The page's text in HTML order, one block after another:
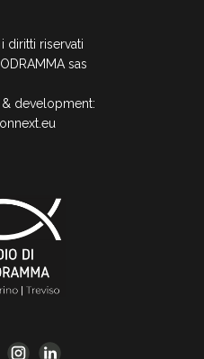
diritti riservati
sas
development: